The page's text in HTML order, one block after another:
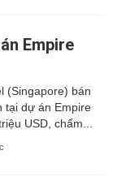
Empire
(Singapore) bán
tại dự án Empire
USD, chấm...